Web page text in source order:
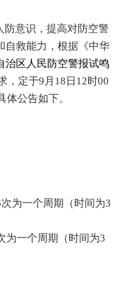
防意识，提高对防空警
自救能力，根据《中华
治区人民防空警报试鸣
，定于9月18日12时00
体公告如下。
为一个周期（时间为3
为一个周期（时间为3